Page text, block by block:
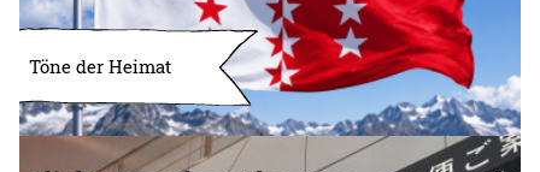
Töne der Heimat